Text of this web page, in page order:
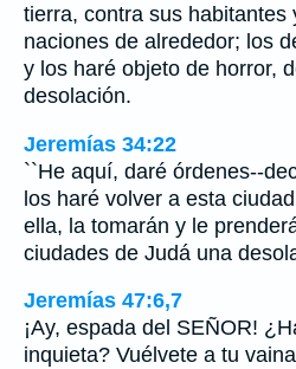
tierra, contra sus habitantes
naciones de alrededor; los
y los haré objeto de horror,
desolación.
Jeremías 34:22
``He aquí, daré órdenes--
los haré volver a esta
ella, la tomarán y le
ciudades de Judá una
Jeremías 47:6,7
¡Ay, espada del SEÑOR!
inquieta? Vuélvete a tu